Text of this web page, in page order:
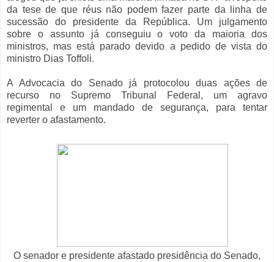
da tese de que réus não podem fazer parte da linha de
sucessão do presidente da República. Um julgamento
sobre o assunto já conseguiu o voto da maioria dos
ministros, mas está parado devido a pedido de vista do
ministro Dias Toffoli.
A Advocacia do Senado já protocolou duas ações de
recurso no Supremo Tribunal Federal, um agravo
regimental e um mandado de segurança, para tentar
reverter o afastamento.
O senador e presidente afastado presidência do Senado,